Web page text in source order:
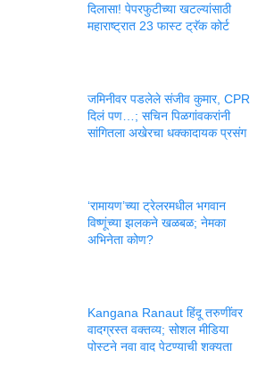
दिलासा! पेपरफुटीच्या खटल्यांसाठी
महाराष्ट्रात 23 फास्ट ट्रॅक कोर्ट
जमिनीवर पडलेले संजीव कुमार, CPR
दिलं पण…; सचिन पिळगांवकरांनी
सांगितला अखेरचा धक्कादायक प्रसंग
‘रामायण’च्या ट्रेलरमधील भगवान
विष्णूंच्या झलकने खळबळ; नेमका
अभिनेता कोण?
Kangana Ranaut हिंदू तरुणींवर
वादग्रस्त वक्तव्य; सोशल मीडिया
पोस्टने नवा वाद पेटण्याची शक्यता